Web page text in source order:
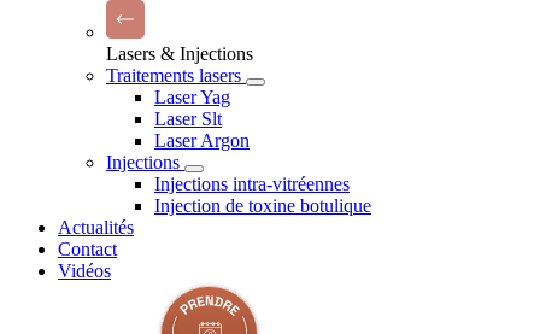
Lasers & Injections
Traitements lasers
Laser Yag
Laser Slt
Laser Argon
Injections
Injections intra-vitréennes
Injection de toxine botulique
Actualités
Contact
Vidéos